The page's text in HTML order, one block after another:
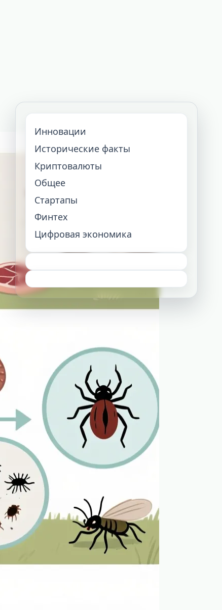
Инновации
Исторические факты
Криптовалюты
Общее
Стартапы
Финтех
Цифровая экономика